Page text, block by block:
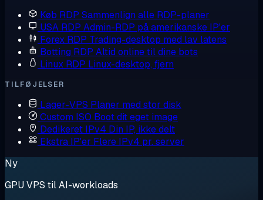
Køb RDP Sammenlign alle RDP-planer
USA RDP Admin-RDP på amerikanske IP'er
Forex RDP Trading-desktop med lav latens
Botting RDP Altid online til dine bots
Linux RDP Linux-desktop, fjern
TILFØJELSER
Lager-VPS Planer med stor disk
Custom ISO Boot dit eget image
Dedikeret IPv4 Din IP, ikke delt
Ekstra IP'er Flere IPv4 pr. server
Ny
GPU VPS til AI-workloads